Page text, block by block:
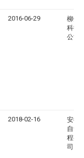
2016-06-29
柳州
科技
公司
2018-02-16
安徽
自动
程有
司